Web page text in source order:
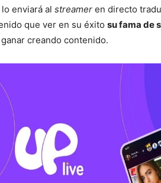
enviará al streamer en directo
que ver en su éxito su fama de
creando contenido.